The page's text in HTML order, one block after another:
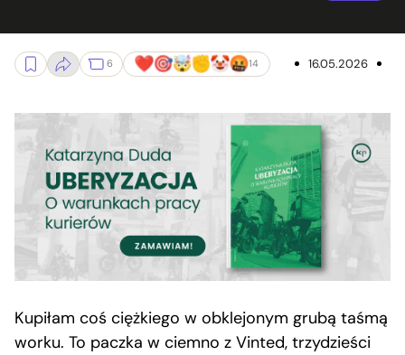
6 14 16.05.2026
Kupiłam coś ciężkiego w obklejonym grubą taśmą
worku. To paczka w ciemno z Vinted, trzydzieści